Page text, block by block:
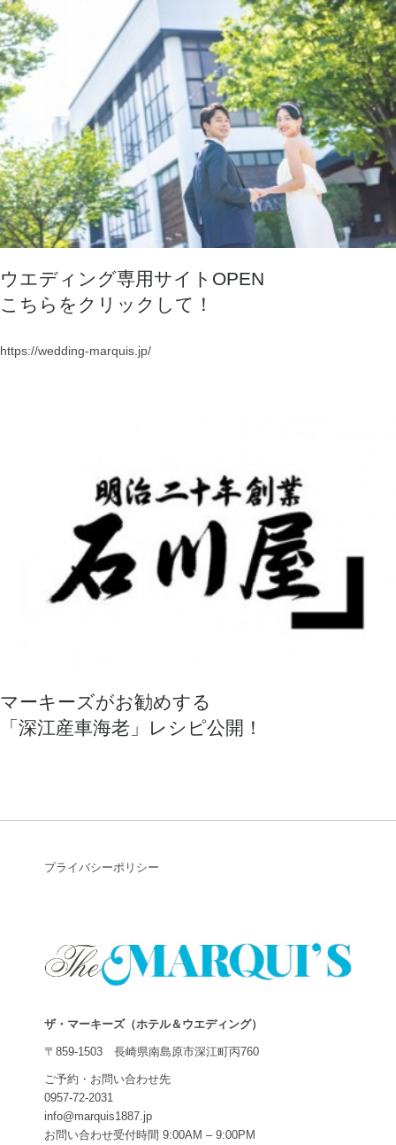
ウエディング専用サイトOPEN
こちらをクリックして！
https://wedding-marquis.jp/
マーキーズがお勧めする
「深江産車海老」レシピ公開！
プライバシーポリシー
ザ・マーキーズ（ホテル＆ウエディング）
〒859-1503 長崎県南島原市深江町丙760
ご予約・お問い合わせ先
0957-72-2031
info@marquis1887.jp
お問い合わせ受付時間 9:00AM – 9:00PM